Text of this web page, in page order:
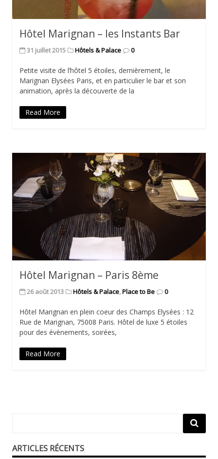
Hôtel Marignan – les Instants Bar
31 juillet 2015 Hôtels & Palace 0
Petite visite de l’hôtel 5 étoiles, dernièrement, le
Marignan Elysées Paris, et en particulier le bar et son
animation, après la découverte de la
Read More
Hôtel Marignan – Paris 8ème
26 août 2013 Hôtels & Palace,Place to Be 0
Hôtel Marignan en plein coeur des Champs Elysées : 12
Rue de Marignan, 75008 Paris. Hôtel de luxe 5 étoiles
pour des évènements, soirées,
Read More
ARTICLES RÉCENTS